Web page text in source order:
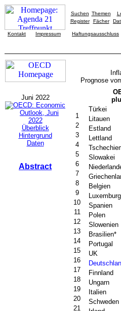
Suchen Themen
Register
Fächer
Kontakt Impressum Haftungsausschluss
Prognose
Juni 2022
Überblick
Hintergrund
Daten
Abstract
1
2
3
4
5
6
7
8
9
10
11
12
13
14
15
16
17
18
19
20
21
Türkei
Litauen
Estland
Lettland
Slowakei
Belgien
Luxemburg
Spanien
Polen
Slowenien
Brasilien*
Portugal
UK
Finnland
Ungarn
Italien
Schweden